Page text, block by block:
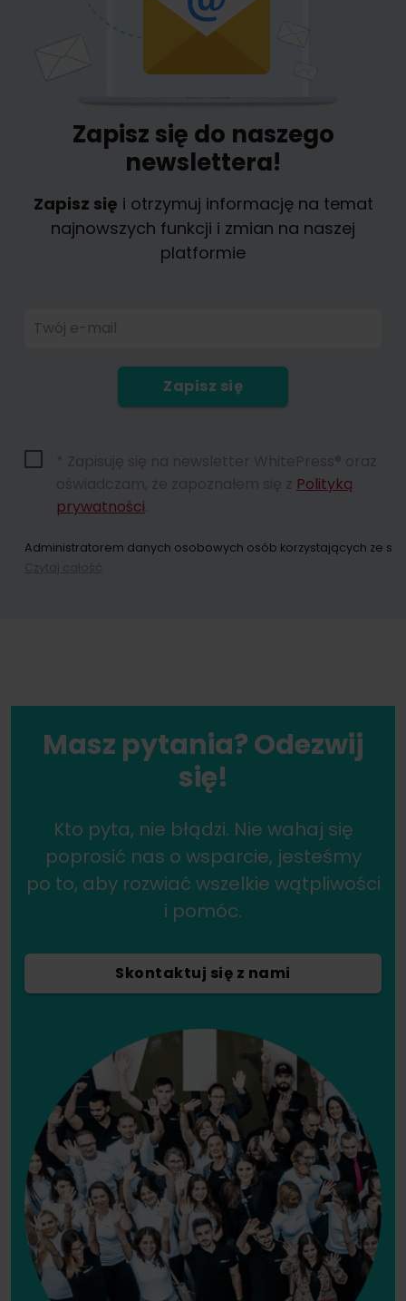
Zapisz się do naszego
newslettera!
Zapisz się i otrzymuj informację na temat
najnowszych funkcji i zmian na naszej
platformie
Twój e-mail
Zapisz się
Polityką
prywatności
Administratorem danych osobowych osób korzystających ze
Masz pytania? Odezwij
się!
Kto pyta, nie błądzi. Nie wahaj się
poprosić nas o wsparcie, jesteśmy
po to, aby rozwiać wszelkie wątpliwości
i pomóc.
Skontaktuj się z nami